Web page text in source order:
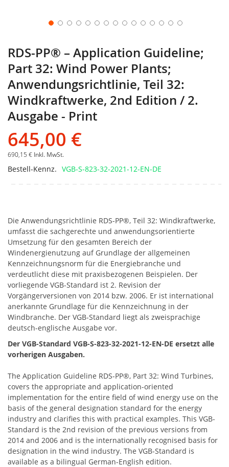
RDS-PP® – Application Guideline;
Part 32: Wind Power Plants;
Anwendungsrichtlinie, Teil 32:
Windkraftwerke, 2nd Edition / 2.
Ausgabe - Print
645,00 €
690,15 € Inkl. MwSt.
Bestell-Kennz. VGB-S-823-32-2021-12-EN-DE
Die Anwendungsrichtlinie RDS-PP®, Teil 32: Windkraftwerke,
umfasst die sachgerechte und anwendungsorientierte
Umsetzung für den gesamten Bereich der
Windenergienutzung auf Grundlage der allgemeinen
Kennzeichnungsnorm für die Energiebranche und
verdeutlicht diese mit praxisbezogenen Beispielen. Der
vorliegende VGB-Standard ist 2. Revision der
Vorgängerversionen von 2014 bzw. 2006. Er ist international
anerkannte Grundlage für die Kennzeichnung in der
Windbranche. Der VGB-Standard liegt als zweisprachige
deutsch-englische Ausgabe vor.
Der VGB-Standard VGB-S-823-32-2021-12-EN-DE ersetzt alle
vorherigen Ausgaben.
The Application Guideline RDS-PP®, Part 32: Wind Turbines,
covers the appropriate and application-oriented
implementation for the entire field of wind energy use on the
basis of the general designation standard for the energy
industry and clarifies this with practical examples. This VGB-
Standard is the 2nd revision of the previous versions from
2014 and 2006 and is the internationally recognised basis for
designation in the wind industry. The VGB-Standard is
available as a bilingual German-English edition.